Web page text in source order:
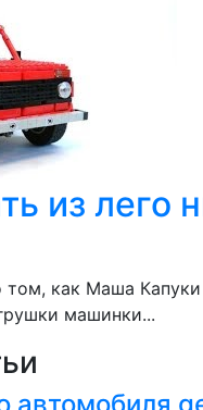
из лего
том, как Маша Капуки
машинки...